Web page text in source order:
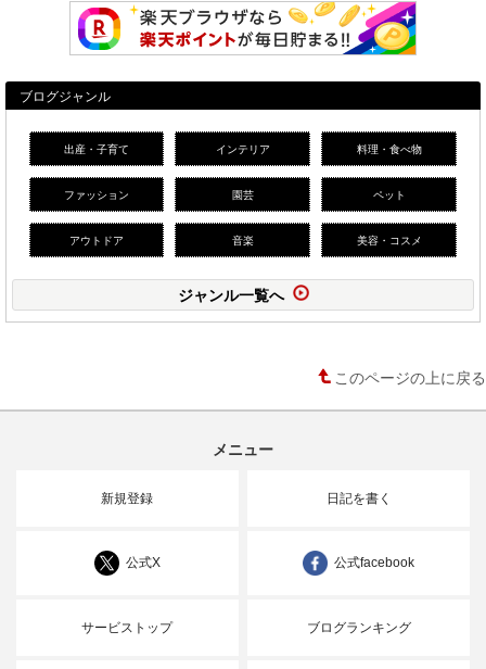
ブログジャンル
出産・子育て インテリア 料理・食べ物
ファッション 園芸 ペット
アウトドア 音楽 美容・コスメ
ジャンル一覧へ
このページの上に戻る
メニュー
新規登録 日記を書く
公式X 公式facebook
サービストップ ブログランキング